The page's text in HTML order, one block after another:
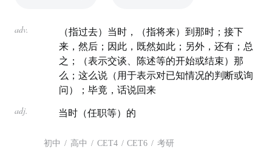
adv.
（指过去）当时，（指将来）到那时；接下
来，然后；因此，既然如此；另外，还有；总
之；（表示交谈、陈述等的开始或结束）那
么；这么说（用于表示对已知情况的判断或询
问）；毕竟，话说回来
adj. 当时（任职等）的
初中 / 高中 / CET4 / CET6 / 考研